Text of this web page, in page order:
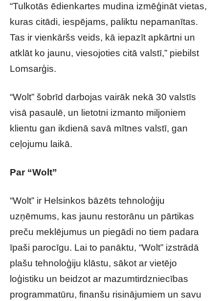
“Tulkotās ēdienkartes mudina izmēģināt vietas,
kuras citādi, iespējams, paliktu nepamanītas.
Tas ir vienkāršs veids, kā iepazīt apkārtni un
atklāt ko jaunu, viesojoties citā valstī,” piebilst
Lomsarģis.
“Wolt” šobrīd darbojas vairāk nekā 30 valstīs
visā pasaulē, un lietotni izmanto miljoniem
klientu gan ikdienā savā mītnes valstī, gan
ceļojumu laikā.
Par “Wolt”
“Wolt” ir Helsinkos bāzēts tehnoloģiju
uzņēmums, kas jaunu restorānu un pārtikas
preču meklējumus un piegādi no tiem padara
īpaši parocīgu. Lai to panāktu, “Wolt” izstrādā
plašu tehnoloģiju klāstu, sākot ar vietējo
loģistiku un beidzot ar mazumtirdzniecības
programmatūru, finanšu risinājumiem un savu